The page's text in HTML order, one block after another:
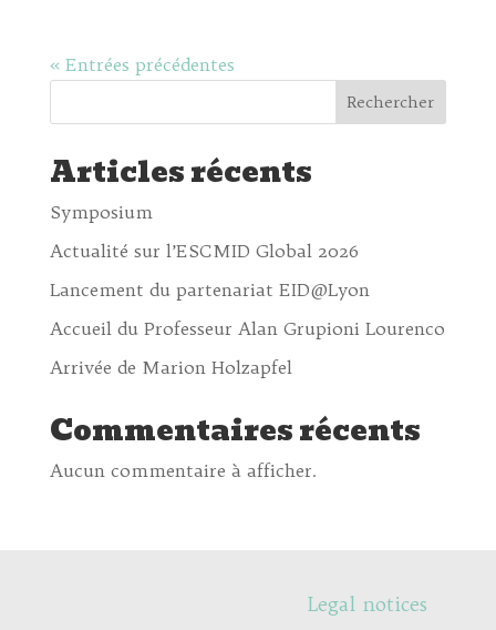
« Entrées précédentes
Rechercher
Articles récents
Symposium
Actualité sur l’ESCMID Global 2026
Lancement du partenariat EID@Lyon
Accueil du Professeur Alan Grupioni Lourenco
Arrivée de Marion Holzapfel
Commentaires récents
Aucun commentaire à afficher.
Legal notices